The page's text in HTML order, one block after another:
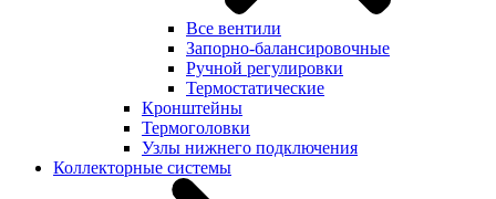
Все вентили
Запорно-балансировочные
Ручной регулировки
Термостатические
Кронштейны
Термоголовки
Узлы нижнего подключения
Коллекторные системы